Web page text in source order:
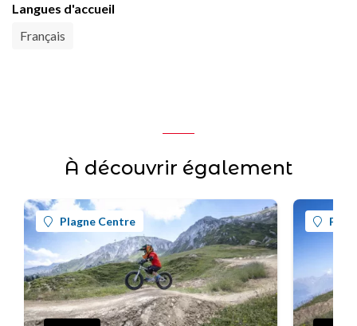
Langues d'accueil
Français
À découvrir également
Plagne Centre